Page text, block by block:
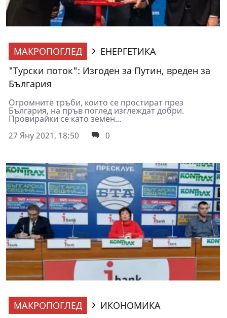
МАКРОПОГЛЕД
ЕНЕРГЕТИКА
"Турски поток": Изгоден за Путин, вреден за
България
Огромните тръби, които се простират през
България, на пръв поглед изглеждат добри.
Провирайки се като земен...
27 Яну 2021, 18:50
0
МАКРОПОГЛЕД
ИКОНОМИКА